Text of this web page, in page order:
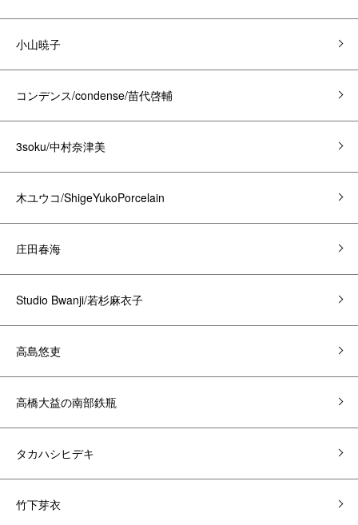
小山暁子
コンデンス/condense/苗代啓輔
3soku/中村奈津美
木ユウコ/ShigeYukoPorcelain
庄田春海
Studio Bwanji/若杉麻衣子
高島悠吏
高橋大益の南部鉄瓶
タカハシヒデキ
竹下芽衣